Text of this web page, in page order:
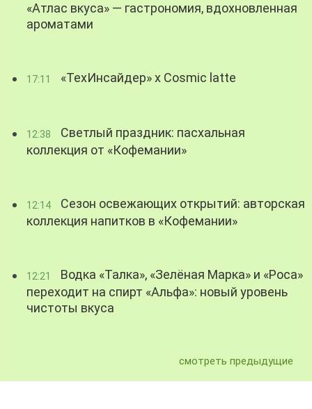
«Атлас вкуса» — гастрономия, вдохновленная
ароматами
17:11 «ТехИнсайдер» х Cosmic latte
12:38
Светлый праздник: пасхальная
коллекция от «Кофемании»
12:14
Сезон освежающих открытий: авторская
коллекция напитков в «Кофемании»
12:21
Водка «Талка», «Зелёная Марка» и «Роса»
переходит на спирт «Альфа»: новый уровень
чистоты вкуса
смотреть предыдущие